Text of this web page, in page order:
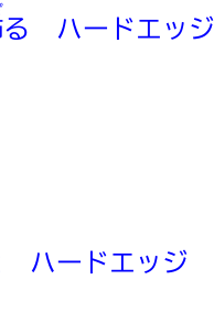
る ハードエッジ
ハードエッジ